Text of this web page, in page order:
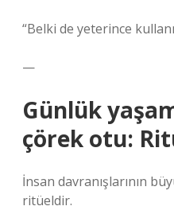
“Belki de yeterince
—
Günlük
çörek otu:
İnsan davranışlarının
ritüeldir.